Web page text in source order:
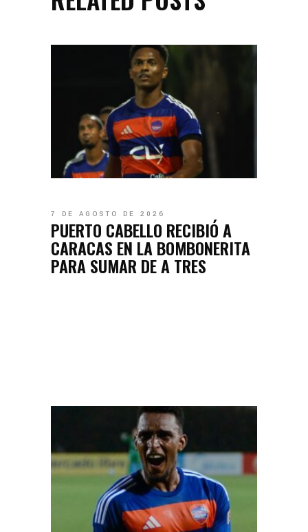
7 DE AGOSTO DE 2026
PUERTO CABELLO RECIBIÓ A
CARACAS EN LA BOMBONERITA
PARA SUMAR DE A TRES